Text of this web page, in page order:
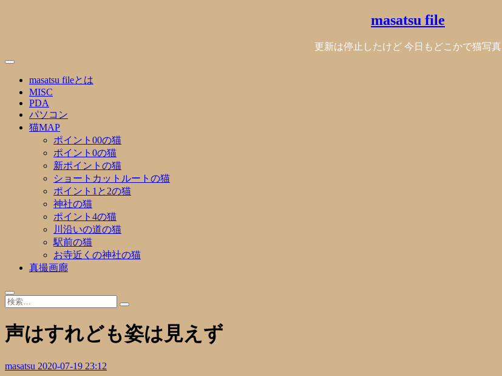
masatsu file
更新は停止したけど 今日もどこかで猫写真
masatsu fileとは
MISC
PDA
パソコン
猫MAP
ポイント00の猫
ポイント0の猫
新ポイントの猫
ショートカットルートの猫
ポイント1と2の猫
神社の猫
ポイント4の猫
川沿いの道の猫
駅前の猫
お寺近くの神社の猫
真撮画廊
声はすれども姿は見えず
masatsu 2020-07-19 23:12